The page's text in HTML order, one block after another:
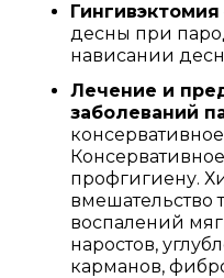
Гингивэктомия
десны при
нависании
Лечение и
заболеваний
профгигиену.
вмешательство
воспалений
наростов,
карманов,